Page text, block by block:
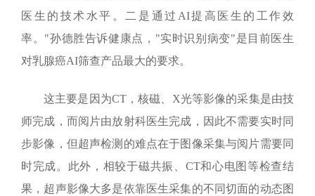
医生的技术水平。二是通过 AI提高医生的工作效
率。"孙德胜告诉健康点，"实时识别病变"是目前医生
对乳腺癌AI筛查产品最大的要求。
这主要是因为CT，核磁、 X光等影像的采集是由技
师完成，而阅片由放射科医生完成，因此不需要实时同
步影像，但超声检测的难点在于图像采集与阅片需要同
时完成。此外，相较于磁共振、 CT和心电图等检查结
果，超声影像大多是依靠医生采集的不同切面的动态图